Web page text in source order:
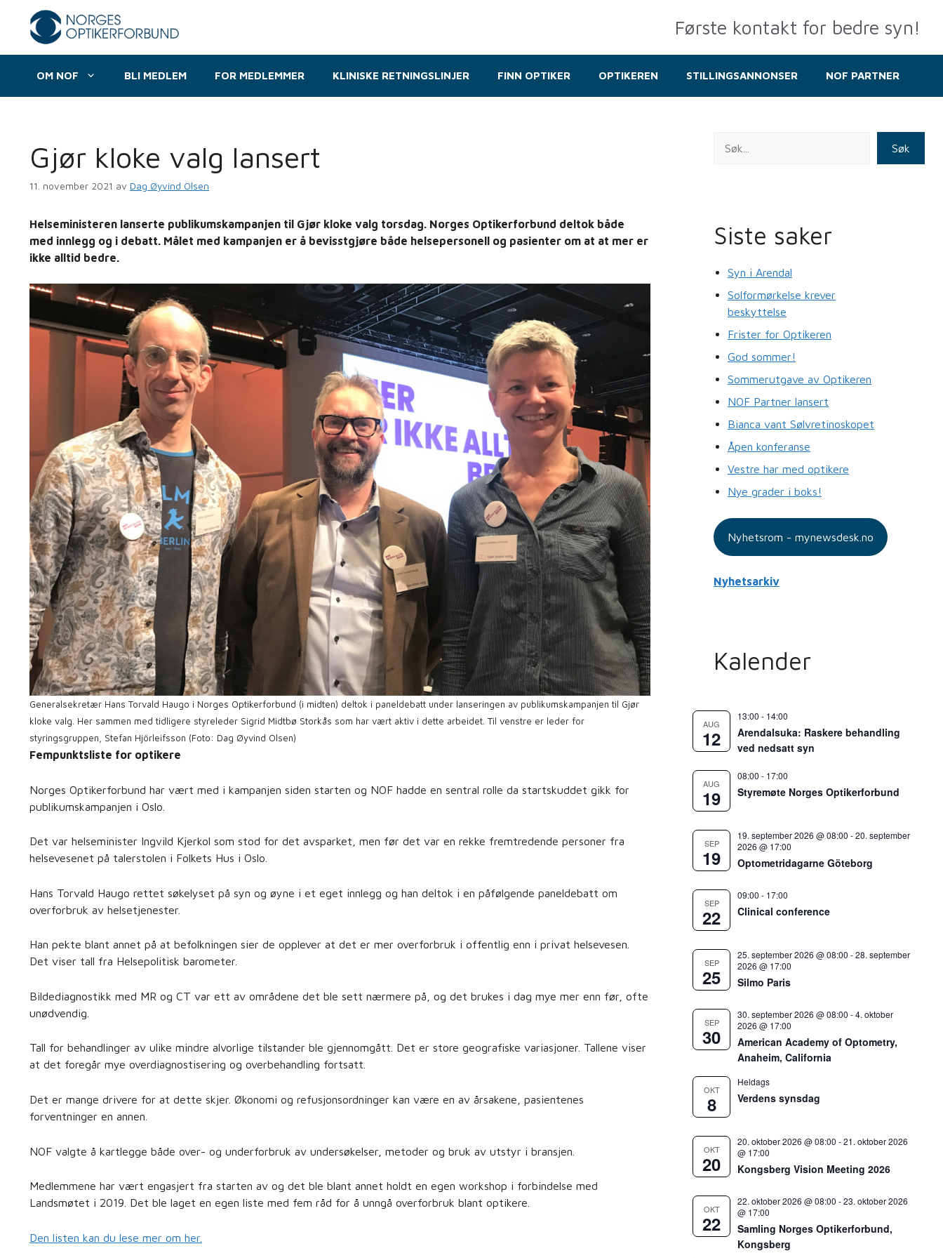
innhold
Første kontakt for bedre syn!
OM NOF BLI MEDLEM FOR MEDLEMMER KLINISKE RETNINGSLINJER FINN OPTIKER OPTIKEREN STILLINGSANNONSER NOF PARTNER
Gjør kloke valg lansert
11. november 2021 av Dag Øyvind Olsen
Helseministeren lanserte publikumskampanjen til Gjør kloke valg torsdag. Norges Optikerforbund deltok både
med innlegg og i debatt. Målet med kampanjen er å bevisstgjøre både helsepersonell og pasienter om at at mer er
ikke alltid bedre.
Generalsekretær Hans Torvald Haugo i Norges Optikerforbund (i midten) deltok i paneldebatt under lanseringen av publikumskampanjen til Gjør
kloke valg. Her sammen med tidligere styreleder Sigrid Midtbø Storkås som har vært aktiv i dette arbeidet. Til venstre er leder for
styringsgruppen, Stefan Hjörleifsson (Foto: Dag Øyvind Olsen)
Fempunktsliste for optikere
Norges Optikerforbund har vært med i kampanjen siden starten og NOF hadde en sentral rolle da startskuddet gikk for
publikumskampanjen i Oslo.
Det var helseminister Ingvild Kjerkol som stod for det avsparket, men før det var en rekke fremtredende personer fra
helsevesenet på talerstolen i Folkets Hus i Oslo.
Hans Torvald Haugo rettet søkelyset på syn og øyne i et eget innlegg og han deltok i en påfølgende paneldebatt om
overforbruk av helsetjenester.
Han pekte blant annet på at befolkningen sier de opplever at det er mer overforbruk i offentlig enn i privat helsevesen.
Det viser tall fra Helsepolitisk barometer.
Bildediagnostikk med MR og CT var ett av områdene det ble sett nærmere på, og det brukes i dag mye mer enn før, ofte
unødvendig.
Tall for behandlinger av ulike mindre alvorlige tilstander ble gjennomgått. Det er store geografiske variasjoner. Tallene viser
at det foregår mye overdiagnostisering og overbehandling fortsatt.
Det er mange drivere for at dette skjer. Økonomi og refusjonsordninger kan være en av årsakene, pasientenes
forventninger en annen.
NOF valgte å kartlegge både over- og underforbruk av undersøkelser, metoder og bruk av utstyr i bransjen.
Medlemmene har vært engasjert fra starten av og det ble blant annet holdt en egen workshop i forbindelse med
Landsmøtet i 2019. Det ble laget en egen liste med fem råd for å unngå overforbruk blant optikere.
Den listen kan du lese mer om her.
Søk
Siste saker
Syn i Arendal
Solformørkelse krever
beskyttelse
Frister for Optikeren
God sommer!
Sommerutgave av Optikeren
NOF Partner lansert
Bianca vant Sølvretinoskopet
Åpen konferanse
Vestre har med optikere
Nye grader i boks!
Nyhetsrom - mynewsdesk.no
Nyhetsarkiv
Kalender
AUG
12
13:00 - 14:00
Arendalsuka: Raskere behandling
ved nedsatt syn
AUG
19
08:00 - 17:00
Styremøte Norges Optikerforbund
SEP
19
19. september 2026 @ 08:00 -20. september
2026 @ 17:00
Optometridagarne Göteborg
SEP
22
09:00 - 17:00
Clinical conference
SEP
25
25. september 2026 @ 08:00 -28. september
2026 @ 17:00
Silmo Paris
SEP
30
30. september 2026 @ 08:00 -4. oktober
2026 @ 17:00
American Academy of Optometry,
Anaheim, California
OKT
8
Heldags
Verdens synsdag
OKT
20
20. oktober 2026 @ 08:00 -21. oktober 2026
@ 17:00
Kongsberg Vision Meeting 2026
OKT
22
22. oktober 2026 @ 08:00 -23. oktober 2026
@ 17:00
Samling Norges Optikerforbund,
Kongsberg